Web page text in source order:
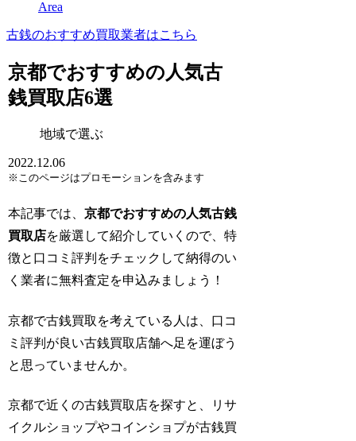
Area
古銭のおすすめ買取業者はこちら
京都でおすすめの人気古
銭買取店6選
地域で選ぶ
2022.12.06
※このページはプロモーションを含みます
本記事では、京都でおすすめの人気古銭
買取店を厳選して紹介していくので、特
徴と口コミ評判をチェックして納得のい
く業者に無料査定を申込みましょう！
京都で古銭買取を考えている人は、口コ
ミ評判が良い古銭買取店舗へ足を運ぼう
と思っていませんか。
京都で近くの古銭買取店を探すと、リサ
イクルショップやコインショプが古銭買